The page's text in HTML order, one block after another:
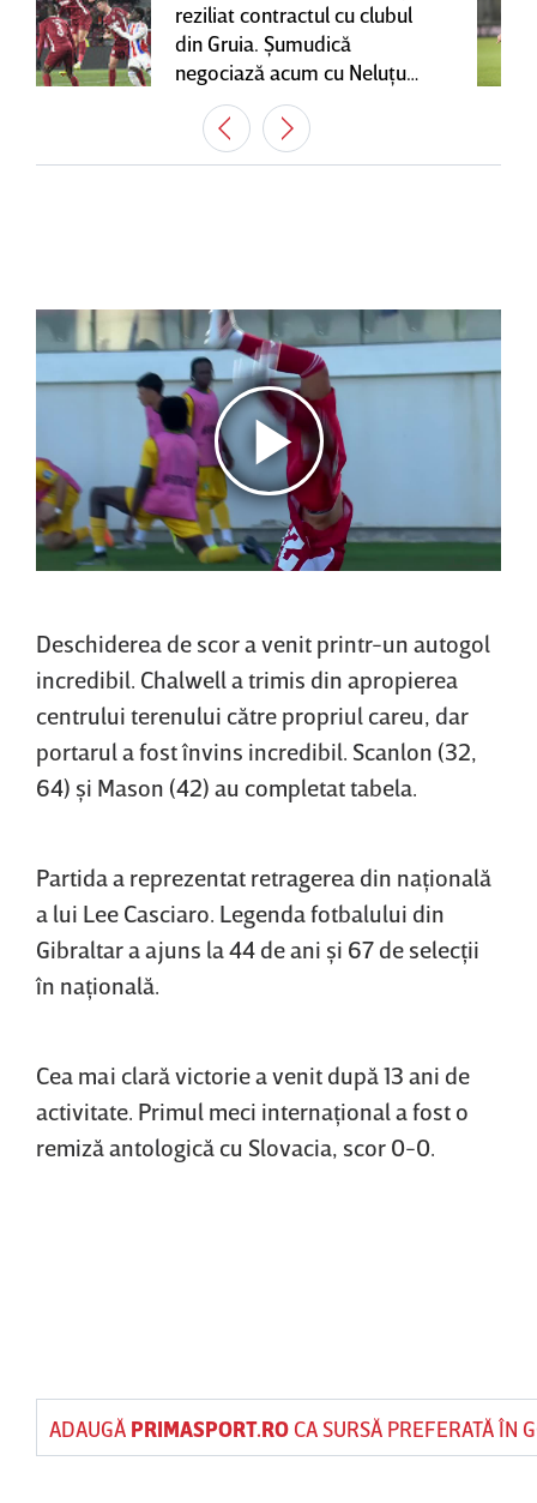
reziliat contractul cu clubul
din Gruia. Şumudică
negociază acum cu Neluţu
Varga, care mai are o
variantă pentru banca tehnică
| EXCLUSIV
Deschiderea de scor a venit printr-un autogol
incredibil. Chalwell a trimis din apropierea
centrului terenului către propriul careu, dar
portarul a fost învins incredibil. Scanlon (32,
64) şi Mason (42) au completat tabela.
Partida a reprezentat retragerea din naţională
a lui Lee Casciaro. Legenda fotbalului din
Gibraltar a ajuns la 44 de ani şi 67 de selecţii
în naţională.
Cea mai clară victorie a venit după 13 ani de
activitate. Primul meci internaţional a fost o
remiză antologică cu Slovacia, scor 0-0.
ADAUGĂ PRIMASPORT.ROCA SURSĂ PREFERATĂ ÎN